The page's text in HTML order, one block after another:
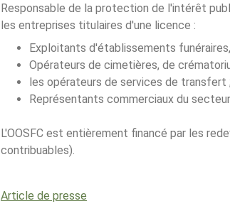
Responsable de la protection de l'intérêt
les entreprises titulaires d'une licence :
Exploitants d'établissements
Opérateurs de cimetières, de
les opérateurs de services de transfert
Représentants commerciaux du
L'OOSFC est entièrement financé par les
contribuables).
Article de presse